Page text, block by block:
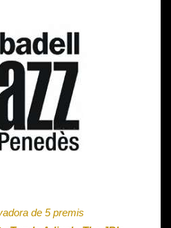
de 5 premis